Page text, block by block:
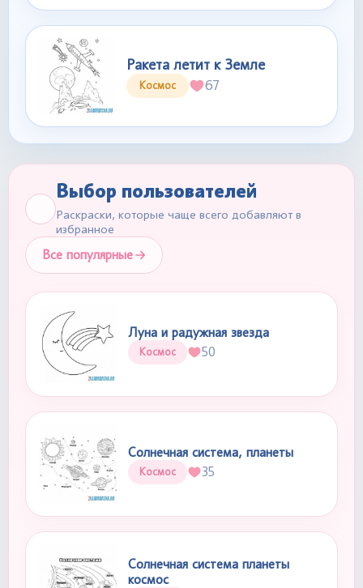
Ракета летит к Земле
Космос 67
Выбор пользователей
Раскраски, которые чаще всего добавляют в
избранное
Все популярные
Луна и радужная звезда
Космос 50
Солнечная система, планеты
Космос 35
Солнечная система планеты
космос